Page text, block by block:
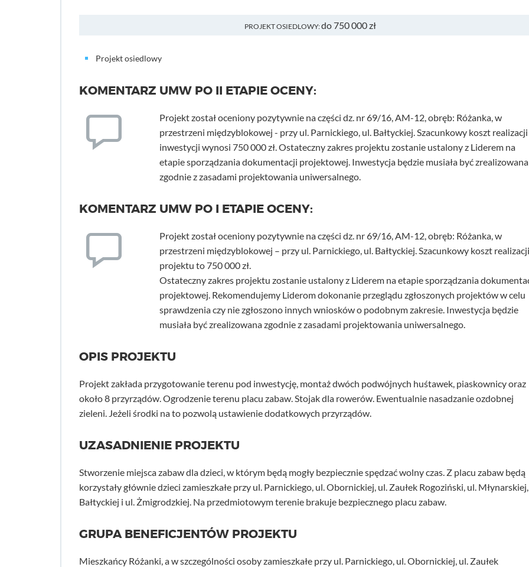
PROJEKT OSIEDLOWY:do 750 000 zł
Projekt osiedlowy
KOMENTARZ UMW PO II ETAPIE OCENY:
Projekt został oceniony pozytywnie na części dz. nr 69/16, AM-12, obręb: Różanka, w
przestrzeni międzyblokowej - przy ul. Parnickiego, ul. Bałtyckiej. Szacunkowy koszt realizacji
inwestycji wynosi 750 000 zł. Ostateczny zakres projektu zostanie ustalony z Liderem na
etapie sporządzania dokumentacji projektowej. Inwestycja będzie musiała być zrealizowana
zgodnie z zasadami projektowania uniwersalnego.
KOMENTARZ UMW PO I ETAPIE OCENY:
Projekt został oceniony pozytywnie na części dz. nr 69/16, AM-12, obręb: Różanka, w
przestrzeni międzyblokowej – przy ul. Parnickiego, ul. Bałtyckiej. Szacunkowy koszt realizacji
projektu to 750 000 zł.
Ostateczny zakres projektu zostanie ustalony z Liderem na etapie sporządzania
projektowej. Rekomendujemy Liderom dokonanie przeglądu zgłoszonych projektów w celu
sprawdzenia czy nie zgłoszono innych wniosków o podobnym zakresie. Inwestycja będzie
musiała być zrealizowana zgodnie z zasadami projektowania uniwersalnego.
OPIS PROJEKTU
Projekt zakłada przygotowanie terenu pod inwestycję, montaż dwóch podwójnych huśtawek, piaskownicy oraz
około 8 przyrządów. Ogrodzenie terenu placu zabaw. Stojak dla rowerów. Ewentualnie nasadzanie ozdobnej
zieleni. Jeżeli środki na to pozwolą ustawienie dodatkowych przyrządów.
UZASADNIENIE PROJEKTU
Stworzenie miejsca zabaw dla dzieci, w którym będą mogły bezpiecznie spędzać wolny czas. Z placu zabaw będą
korzystały głównie dzieci zamieszkałe przy ul. Parnickiego, ul. Obornickiej, ul. Zaułek Rogoziński, ul.
Bałtyckiej i ul. Żmigrodzkiej. Na przedmiotowym terenie brakuje bezpiecznego placu zabaw.
GRUPA BENEFICJENTÓW PROJEKTU
Mieszkańcy Różanki, a w szczególności osoby zamieszkałe przy ul. Parnickiego, ul. Obornickiej, ul. Zaułek